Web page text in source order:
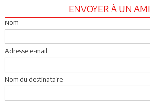
ENVOYER À UN AMI
Nom
Adresse e-mail
Nom du destinataire